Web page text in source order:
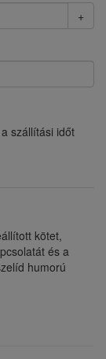
+
szállítási időt
kötet,
és a
humorú